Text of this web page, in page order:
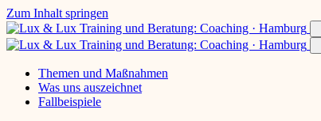
Zum Inhalt springen
Themen und Maßnahmen
Was uns auszeichnet
Fallbeispiele